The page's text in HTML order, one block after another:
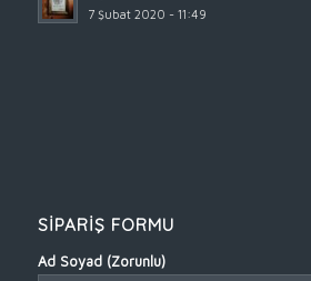
7 Şubat 2020 - 11:49
SİPARİŞ FORMU
Ad Soyad (Zorunlu)